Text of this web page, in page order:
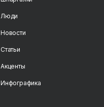
Люди
Новости
Статьи
Акценты
Инфографика